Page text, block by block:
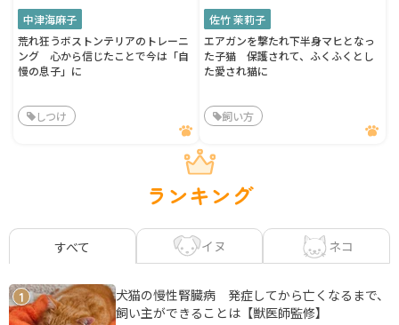
中津海麻子
荒れ狂うボストンテリアのトレーニ
ング 心から信じたことで今は「自
慢の息子」に
しつけ
佐竹 茉莉子
エアガンを撃たれ下半身マヒとなっ
た子猫 保護されて、ふくふくとし
た愛され猫に
飼い方
ランキング
すべて イヌ ネコ
1
犬猫の慢性腎臓病 発症してから亡くなるまで、
飼い主ができることは【獣医師監修】